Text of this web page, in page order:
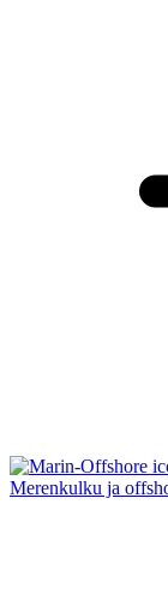
Merenkulku ja